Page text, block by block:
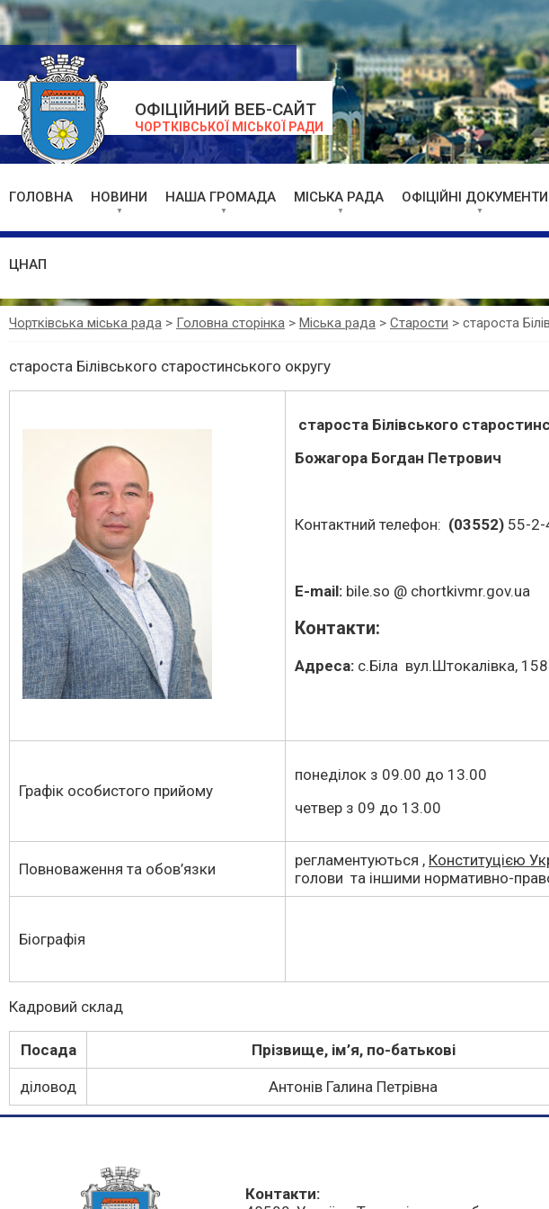
ОФІЦІЙНИЙ ВЕБ-САЙТ
ЧОРТКІВСЬКОЇ МІСЬКОЇ РАДИ
ГОЛОВНА НОВИНИ НАША ГРОМАДА МІСЬКА РАДА ОФІЦІЙНІ ДОКУМЕНТИ
ЦНАП
Чортківська міська рада > Головна сторінка > Міська рада > Старости > староста
староста Білівського старостинського округу
староста Білівського
Божагора Богдан Петрович
Контактний телефон: (03552) 55-2-
E-mail: bile.so @ chortkivmr.gov.ua
Контакти:
Адреса: с.Біла вул.Штокалівка, 158
Графік особистого прийому
понеділок з 09.00 до 13.00
четвер з 09 до 13.00
Повноваження та обов’язки регламентуються , Конституцією
голови та іншими нормативно-
Біографія
Кадровий склад
Посада Прізвище, ім’я, по-батькові
діловод Антонів Галина Петрівна
Контакти: